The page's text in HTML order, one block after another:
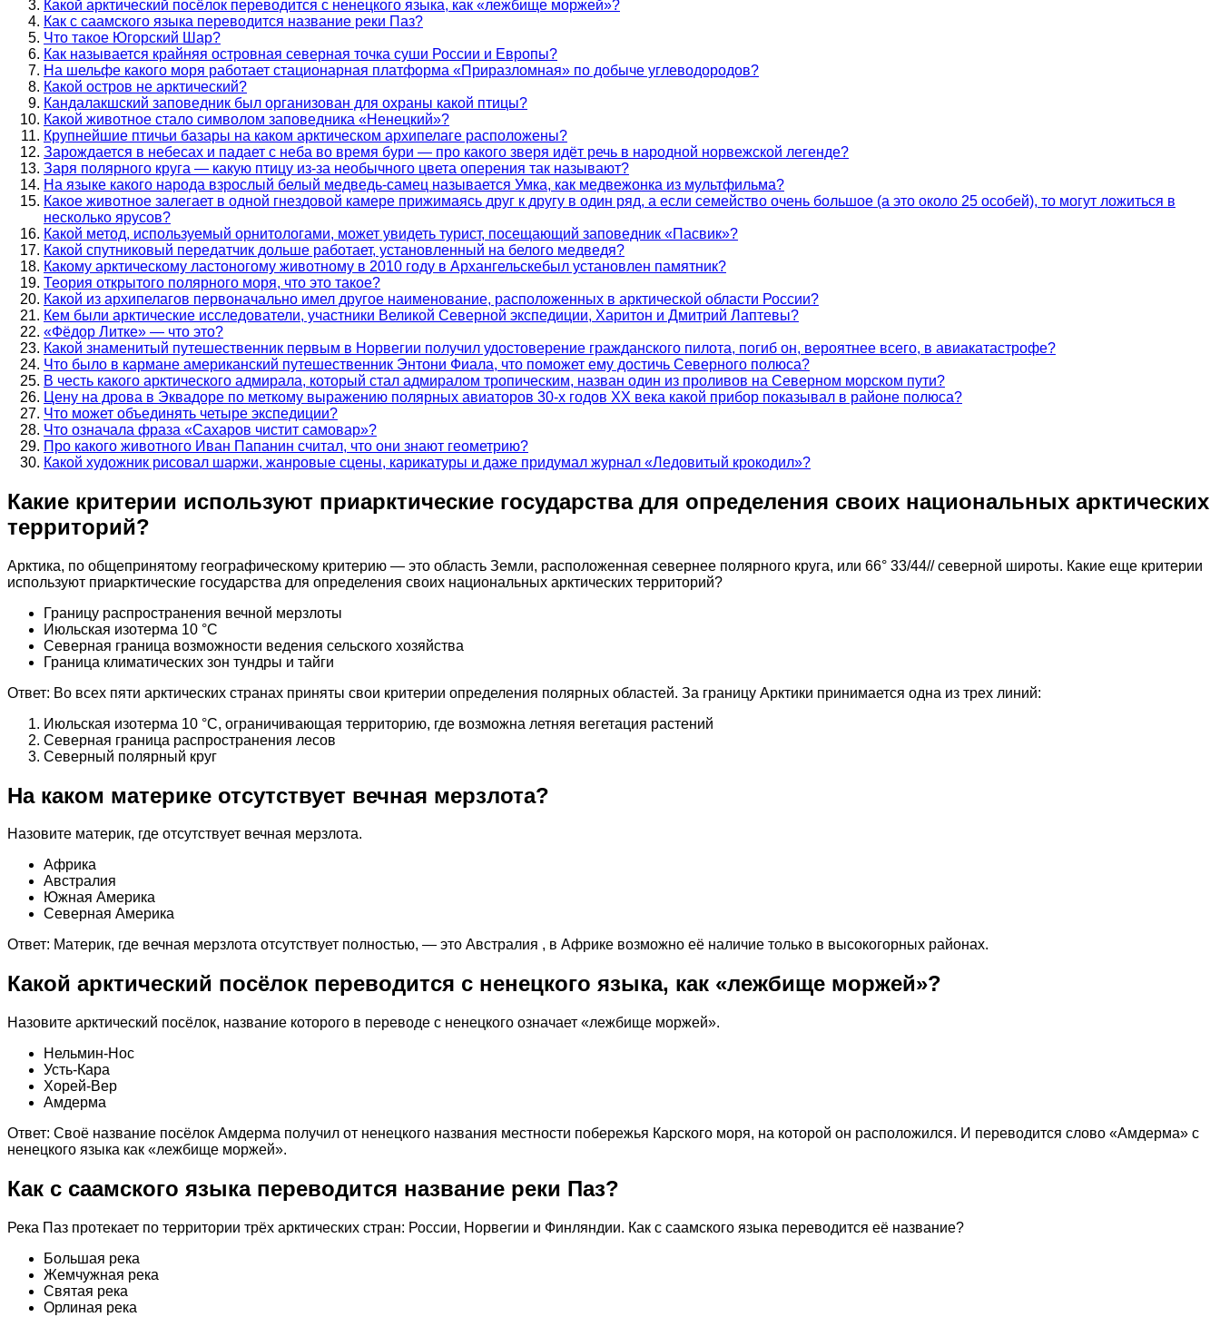
Какой арктический посёлок переводится с ненецкого языка, как «лежбище моржей»?
Как с саамского языка переводится название реки Паз?
Что такое Югорский Шар?
Как называется крайняя островная северная точка суши России и Европы?
На шельфе какого моря работает стационарная платформа «Приразломная» по добыче углеводородов?
Какой остров не арктический?
Кандалакшский заповедник был организован для охраны какой птицы?
Какой животное стало символом заповедника «Ненецкий»?
Крупнейшие птичьи базары на каком арктическом архипелаге расположены?
Зарождается в небесах и падает с неба во время бури — про какого зверя идёт речь в народной норвежской легенде?
Заря полярного круга — какую птицу из-за необычного цвета оперения так называют?
На языке какого народа взрослый белый медведь-самец называется Умка, как медвежонка из мультфильма?
Какое животное залегает в одной гнездовой камере прижимаясь друг к другу в один ряд, а если семейство очень большое (а это около 25 особей), то могут ложиться в
несколько ярусов?
Какой метод, используемый орнитологами, может увидеть турист, посещающий заповедник «Пасвик»?
Какой спутниковый передатчик дольше работает, установленный на белого медведя?
Какому арктическому ластоногому животному в 2010 году в Архангельскебыл установлен памятник?
Теория открытого полярного моря, что это такое?
Какой из архипелагов первоначально имел другое наименование, расположенных в арктической области России?
Кем были арктические исследователи, участники Великой Северной экспедиции, Харитон и Дмитрий Лаптевы?
«Фёдор Литке» — что это?
Какой знаменитый путешественник первым в Норвегии получил удостоверение гражданского пилота, погиб он, вероятнее всего, в авиакатастрофе?
Что было в кармане американский путешественник Энтони Фиала, что поможет ему достичь Северного полюса?
В честь какого арктического адмирала, который стал адмиралом тропическим, назван один из проливов на Северном морском пути?
Цену на дрова в Эквадоре по меткому выражению полярных авиаторов 30-х годов XX века какой прибор показывал в районе полюса?
Что может объединять четыре экспедиции?
Что означала фраза «Сахаров чистит самовар»?
Про какого животного Иван Папанин считал, что они знают геометрию?
Какой художник рисовал шаржи, жанровые сцены, карикатуры и даже придумал журнал «Ледовитый крокодил»?
Какие критерии используют приарктические государства для определения своих национальных арктических
территорий?
Арктика, по общепринятому географическому критерию — это область Земли, расположенная севернее полярного круга, или 66° 33/44// северной широты. Какие еще критерии
используют приарктические государства для определения своих национальных арктических территорий?
Границу распространения вечной мерзлоты
Июльская изотерма 10 °С
Северная граница возможности ведения сельского хозяйства
Граница климатических зон тундры и тайги
Ответ: Во всех пяти арктических странах приняты свои критерии определения полярных областей. За границу Арктики принимается одна из трех линий:
Июльская изотерма 10 °С, ограничивающая территорию, где возможна летняя вегетация растений
Северная граница распространения лесов
Северный полярный круг
На каком материке отсутствует вечная мерзлота?
Назовите материк, где отсутствует вечная мерзлота.
Африка
Австралия
Южная Америка
Северная Америка
Ответ: Материк, где вечная мерзлота отсутствует полностью, — это Австралия , в Африке возможно её наличие только в высокогорных районах.
Какой арктический посёлок переводится с ненецкого языка, как «лежбище моржей»?
Назовите арктический посёлок, название которого в переводе с ненецкого означает «лежбище моржей».
Нельмин-Нос
Усть-Кара
Хорей-Вер
Амдерма
Ответ: Своё название посёлок Амдерма получил от ненецкого названия местности побережья Карского моря, на которой он расположился. И переводится слово «Амдерма» с
ненецкого языка как «лежбище моржей».
Как с саамского языка переводится название реки Паз?
Река Паз протекает по территории трёх арктических стран: России, Норвегии и Финляндии. Как с саамского языка переводится её название?
Большая река
Жемчужная река
Святая река
Орлиная река